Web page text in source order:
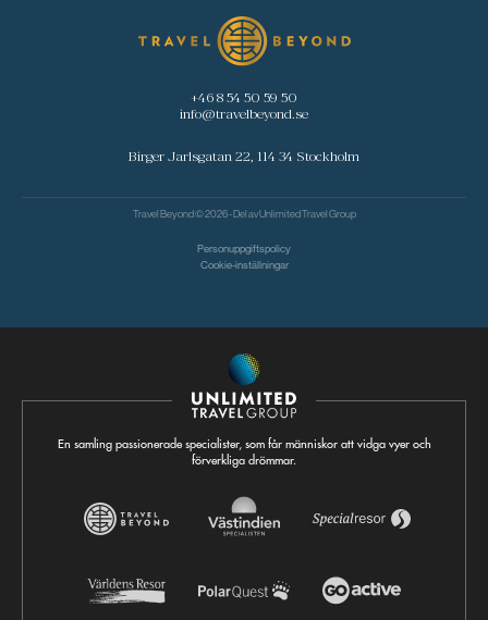
+46 8 54 50 59 50
info@travelbeyond.se
Birger Jarlsgatan 22, 114 34 Stockholm
Travel Beyond © 2026 - Del avUnlimited Travel Group
Personuppgiftspolicy
Cookie-inställningar
En samling passionerade specialister, som får människor att vidga vyer och
förverkliga drömmar.